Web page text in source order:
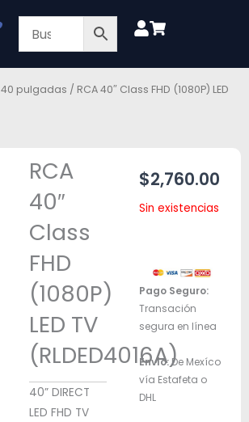
40 pulgadas / RCA 40″ Class FHD (1080P) LED
RCA
40″
Class
FHD
(1080P)
LED TV
(RLDED4016A)
40” DIRECT
LED FHD TV
$2,760.00
Sin existencias
Pago Seguro:
Transación
segura en línea
Envío:De Mexíco
vía Estafeta o
DHL